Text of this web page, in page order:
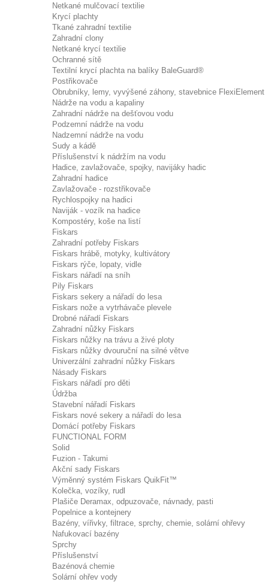
Netkané mulčovací textilie
Krycí plachty
Tkané zahradní textilie
Zahradní clony
Netkané krycí textilie
Ochranné sítě
Textilní krycí plachta na balíky BaleGuard®
Postřikovače
Obrubníky, lemy, vyvýšené záhony, stavebnice FlexiElement
Nádrže na vodu a kapaliny
Zahradní nádrže na dešťovou vodu
Podzemní nádrže na vodu
Nadzemní nádrže na vodu
Sudy a kádě
Příslušenství k nádržím na vodu
Hadice, zavlažovače, spojky, navijáky hadic
Zahradní hadice
Zavlažovače - rozstřikovače
Rychlospojky na hadici
Naviják - vozík na hadice
Kompostéry, koše na listí
Fiskars
Zahradní potřeby Fiskars
Fiskars hrábě, motyky, kultivátory
Fiskars rýče, lopaty, vidle
Fiskars nářadí na sníh
Pily Fiskars
Fiskars sekery a nářadí do lesa
Fiskars nože a vytrhávače plevele
Drobné nářadí Fiskars
Zahradní nůžky Fiskars
Fiskars nůžky na trávu a živé ploty
Fiskars nůžky dvouruční na silné větve
Univerzální zahradní nůžky Fiskars
Násady Fiskars
Fiskars nářadí pro děti
Údržba
Stavební nářadí Fiskars
Fiskars nové sekery a nářadí do lesa
Domácí potřeby Fiskars
FUNCTIONAL FORM
Solid
Fuzion - Takumi
Akční sady Fiskars
Výměnný systém Fiskars QuikFit™
Kolečka, vozíky, rudl
Plašiče Deramax, odpuzovače, návnady, pasti
Popelnice a kontejnery
Bazény, vířivky, filtrace, sprchy, chemie, solární ohřevy
Nafukovací bazény
Sprchy
Příslušenství
Bazénová chemie
Solární ohřev vody